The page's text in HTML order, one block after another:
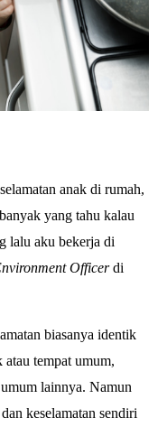
anak di rumah,
yang tahu kalau
lalu aku bekerja di
Officerdi
biasanya identik
atau tempat umum,
lainnya. Namun
keselamatan sendiri